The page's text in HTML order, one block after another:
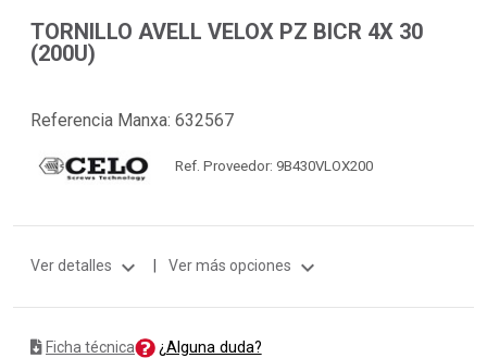
TORNILLO AVELL VELOX PZ BICR 4X 30
(200U)
Referencia Manxa: 632567
Ref. Proveedor: 9B430VLOX200
Ver detalles expand_more Ver más opciones expand_more
Ficha técnica ¿Alguna duda?